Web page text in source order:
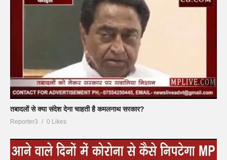
तबादलों से क्या संदेश देना चाहती है कमलनाथ सरकार?
Reporter3 0 Likes